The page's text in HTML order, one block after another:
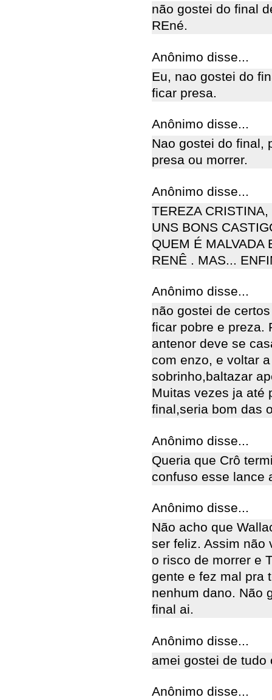
não gostei do final
REné.
Anônimo disse...
Eu, nao gostei do
ficar presa.
Anônimo disse...
Nao gostei do final,
presa ou morrer.
Anônimo disse...
TEREZA
UNS BONS
QUEM É MALVADA
RENÊ . MAS...
Anônimo disse...
não gostei de
ficar pobre e preza.
antenor deve se
com enzo, e voltar
sobrinho,baltazar
Muitas vezes ja até
final,seria bom das
Anônimo disse...
Queria que Crô
confuso esse lance
Anônimo disse...
Não acho que
ser feliz. Assim não
o risco de morrer e
gente e fez mal pra
nenhum dano. Não
final ai.
Anônimo disse...
amei gostei de tudo
Anônimo disse...